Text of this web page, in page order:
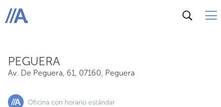
ABANCA
PEGUERA
Av. De Peguera, 61, 07160, Peguera
Oficina con horario estándar
Av. De Peguera, 61, 07160, Peguera